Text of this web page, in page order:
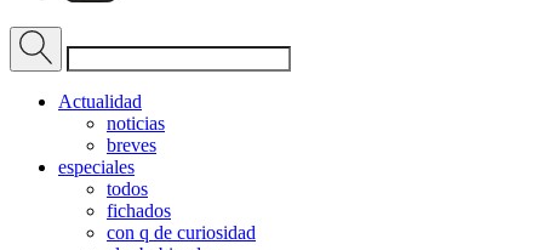
Actualidad
noticias
breves
especiales
todos
fichados
con q de curiosidad